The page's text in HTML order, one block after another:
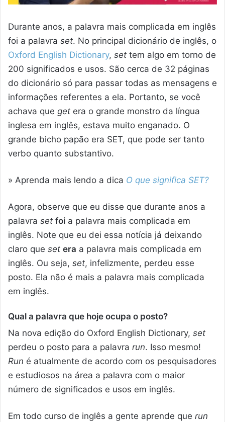
Durante anos, a palavra mais complicada em inglês
foi a palavra set. No principal dicionário de inglês, o
Oxford English Dictionary, set tem algo em torno de
200 significados e usos. São cerca de 32 páginas
do dicionário só para passar todas as mensagens e
informações referentes a ela. Portanto, se você
achava que get era o grande monstro da língua
inglesa em inglês, estava muito enganado. O
grande bicho papão era SET, que pode ser tanto
verbo quanto substantivo.
» Aprenda mais lendo a dica O que significa SET?
Agora, observe que eu disse que durante anos a
palavra set foi a palavra mais complicada em
inglês. Note que eu dei essa notícia já deixando
claro que set era a palavra mais complicada em
inglês. Ou seja, set, infelizmente, perdeu esse
posto. Ela não é mais a palavra mais complicada
em inglês.
Qual a palavra que hoje ocupa o posto?
Na nova edição do Oxford English Dictionary, set
perdeu o posto para a palavra run. Isso mesmo!
Run é atualmente de acordo com os pesquisadores
e estudiosos na área a palavra com o maior
número de significados e usos em inglês.
Em todo curso de inglês a gente aprende que run